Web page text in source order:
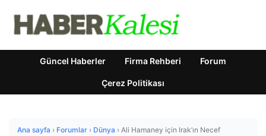
Güncel Haberler Firma Rehberi Forum
Çerez Politikası
Ana sayfa › Forumlar › Dünya › Ali Hamaney için Irak’ın Necef